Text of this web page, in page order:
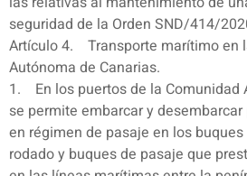
seguridad de la Orden SND/414/
Artículo 4. Transporte marítimo en
Autónoma de Canarias.
1. En los puertos de la Comunidad
se permite embarcar y
en régimen de pasaje en los
rodado y buques de pasaje que